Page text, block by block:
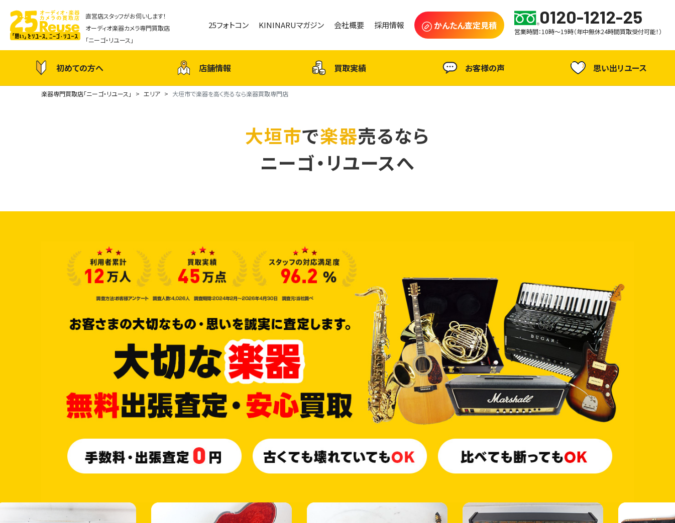
直営店スタッフがお伺いします！
オーディオ楽器カメラ専門買取店
「ニーゴ・リユース」
25フォトコン KININARUマガジン 会社概要 採用情報 かんたん査定見積 0120-1212-25
営業時間：10時～19時（年中無休24時間買取受付可能！）
初めての方へ 店舗情報 買取実績 お客様の声 思い出リユース
楽器専門買取店「ニーゴ・リユース」 エリア 大垣市で楽器を高く売るなら楽器買取専門店
大垣市で楽器売るなら
ニーゴ・リユースへ